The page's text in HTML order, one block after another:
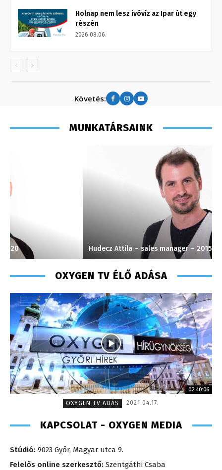
Holnap nem lesz ivóvíz az Ipar út egy
részén
2026.08.06.
Követés:
MUNKATÁRSAINK
Hudecz Attila – sales manager – 2015
OXYGEN TV ÉLŐ ADÁSA
02:40:06
OXYGEN TV ADÁS
2021.04.17.
KAPCSOLAT - OXYGEN MEDIA
Stúdió: 9023 Győr, Magyar utca 9.
Felelős online szerkesztő: Szentgáthi Csaba